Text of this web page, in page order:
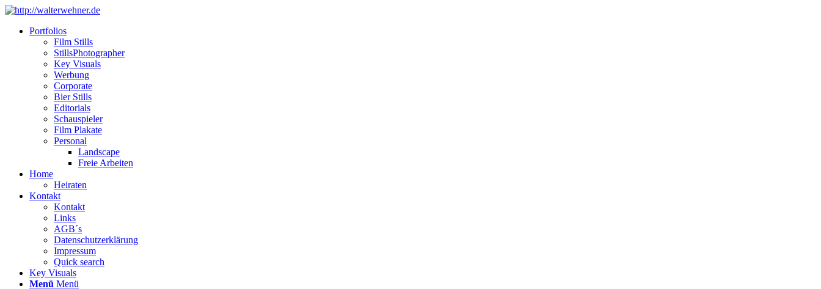
Portfolios
Film Stills
StillsPhotographer
Key Visuals
Werbung
Corporate
Bier Stills
Editorials
Schauspieler
Film Plakate
Personal
Landscape
Freie Arbeiten
Home
Heiraten
Kontakt
Kontakt
Links
AGB´s
Datenschutzerklärung
Impressum
Quick search
Key Visuals
Menü Menü